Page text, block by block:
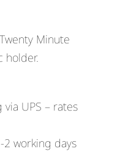
Minute
holder.
UPS – rates
working days